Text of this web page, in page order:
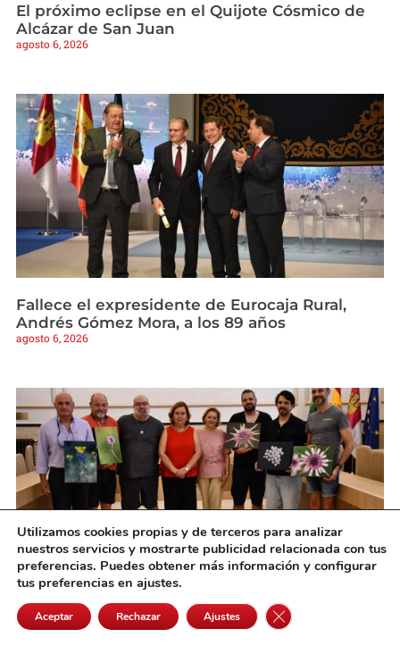
El próximo eclipse en el Quijote Cósmico de
Alcázar de San Juan
agosto 6, 2026
Fallece el expresidente de Eurocaja Rural,
Andrés Gómez Mora, a los 89 años
agosto 6, 2026
concurso de fotografía “Fascinación por las
plantas»
Utilizamos cookies propias y de terceros para analizar
nuestros servicios y mostrarte publicidad relacionada con tus
preferencias. Puedes obtener más información y configurar
tus preferencias en ajustes.
Aceptar Rechazar Ajustes Cerrar el banner de